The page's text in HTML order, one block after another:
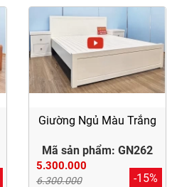
Giường Ngủ Màu Trắng
Mã sản phẩm: GN262
5.300.000
6.300.000 -15%